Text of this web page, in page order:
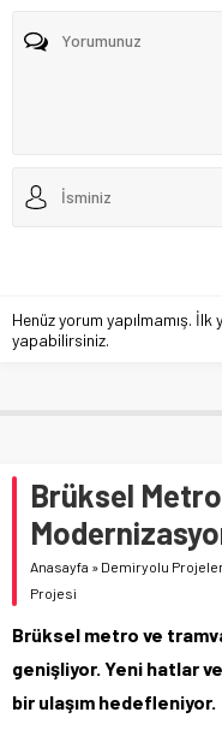
Henüz yorum yapılmamış. İlk
yapabilirsiniz.
Brüksel
Anasayfa » Demiryolu
Projesi
Brüksel metro ve
genişliyor. Yeni hatlar
bir ulaşım hedefleniyor.